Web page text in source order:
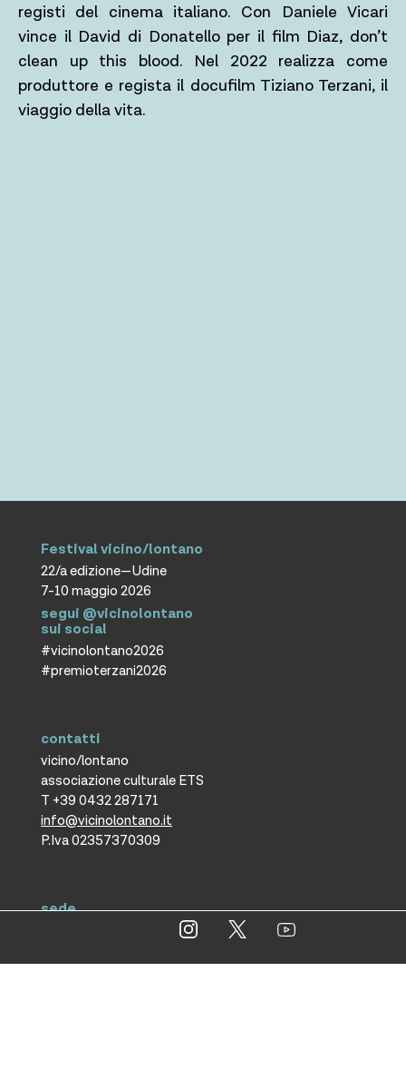
registi del cinema italiano. Con Daniele Vicari
vince il David di Donatello per il film Diaz, don’t
clean up this blood. Nel 2022 realizza come
produttore e regista il docufilm Tiziano Terzani, il
viaggio della vita.
Festival vicino/lontano
22/a edizione—Udine
7-10 maggio 2026
segui @vicinolontano
sui social
#vicinolontano2026
#premioterzani2026
contatti
vicino/lontano
associazione culturale ETS
T +39 0432 287171
info@vicinolontano.it
P.Iva 02357370309
sede
via Francesco Crispi 47